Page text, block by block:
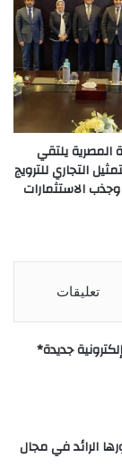
المصرية يلتقي
التجاري للترويج
الاستثمارات
تعليقات
جديدة*
الرائد في مجال